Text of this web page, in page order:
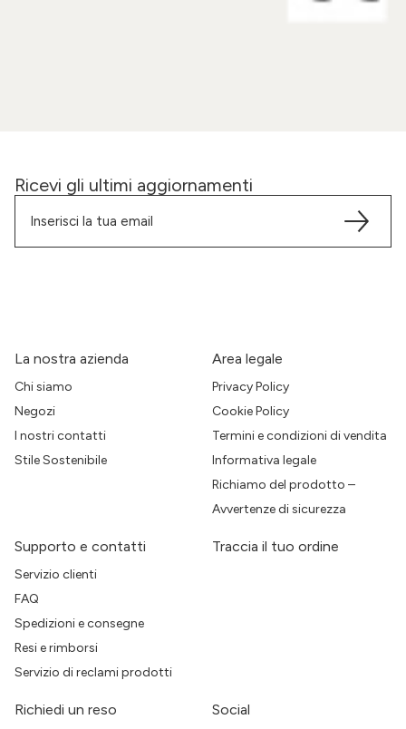
Ricevi gli ultimi aggiornamenti
La nostra azienda
Chi siamo
Negozi
I nostri contatti
Stile Sostenibile
Area legale
Privacy Policy
Cookie Policy
Termini e condizioni di vendita
Informativa legale
Richiamo del prodotto –
Avvertenze di sicurezza
Supporto e contatti
Servizio clienti
FAQ
Spedizioni e consegne
Resi e rimborsi
Servizio di reclami prodotti
Traccia il tuo ordine
Richiedi un reso Social